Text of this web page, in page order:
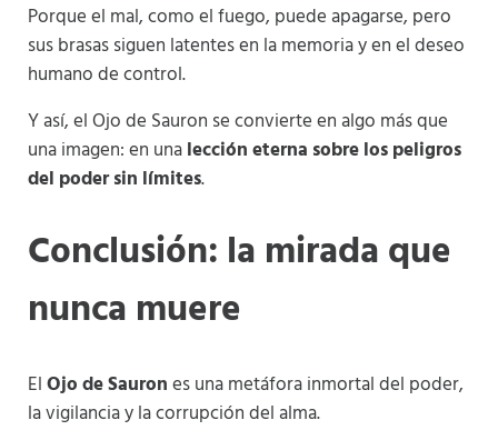
Porque el mal, como el fuego, puede apagarse, pero
sus brasas siguen latentes en la memoria y en el deseo
humano de control.
Y así, el Ojo de Sauron se convierte en algo más que
una imagen: en unalección eterna sobre los peligros
del poder sin límites.
Conclusión: la mirada que
nunca muere
ElOjo de Saurones una metáfora inmortal del poder,
la vigilancia y la corrupción del alma.